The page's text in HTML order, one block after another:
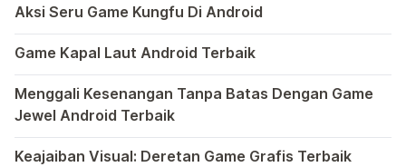
Aksi Seru Game Kungfu Di Android
Dunia game selalu menawarkan pengalaman yang
Game Kapal Laut Android Terbaik
Di dunia game Android yang kaya dengan berbagai jenis
Menggali Kesenangan Tanpa Batas Dengan Game
Jewel Android Terbaik
Dalam hiruk-pikuk dunia game Android, ada satu genre
Keajaiban Visual: Deretan Game Grafis Terbaik